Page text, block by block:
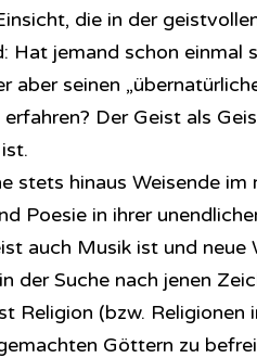
die in der
Hat jemand schon einmal
aber seinen
Der Geist als
stets hinaus Weisende im
Poesie in ihrer
auch Musik ist und neue
der Suche nach jenen
Religion (bzw. Religionen
Göttern zu